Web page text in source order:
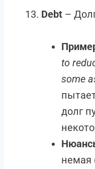
Debt –
to
some
долг
немая